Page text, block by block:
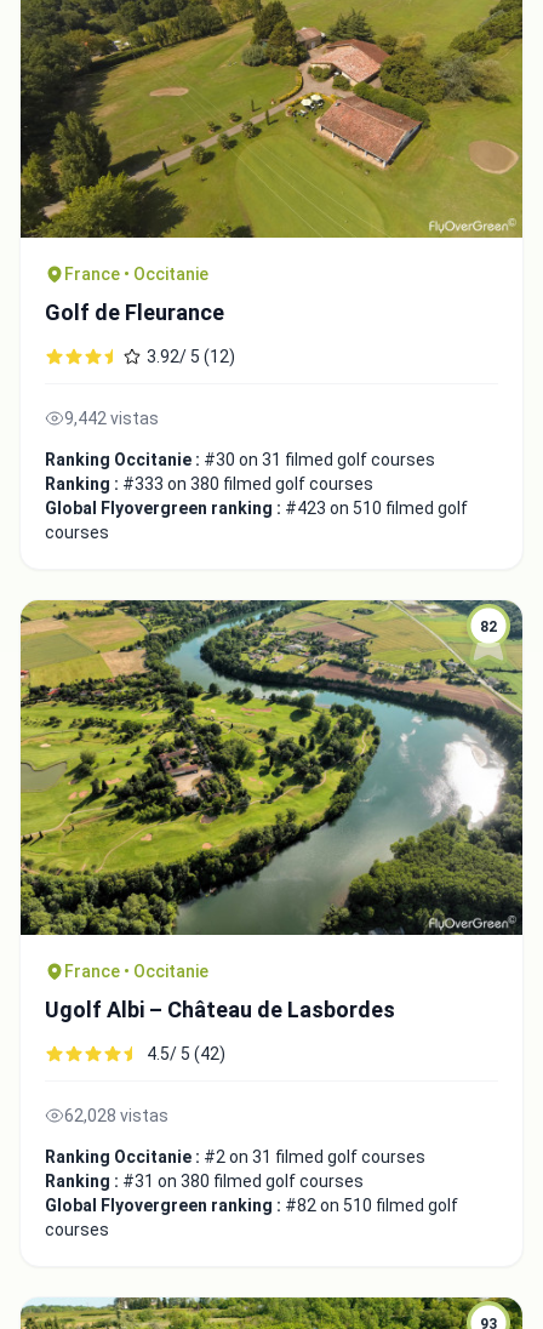
France • Occitanie
Golf de Fleurance
3.92/ 5 (12)
9,442 vistas
Ranking Occitanie : #30 on 31 filmed golf courses
Ranking : #333 on 380 filmed golf courses
Global Flyovergreen ranking : #423 on 510 filmed golf
courses
82
France • Occitanie
Ugolf Albi – Château de Lasbordes
4.5/ 5 (42)
62,028 vistas
Ranking Occitanie : #2 on 31 filmed golf courses
Ranking : #31 on 380 filmed golf courses
Global Flyovergreen ranking : #82 on 510 filmed golf
courses
93